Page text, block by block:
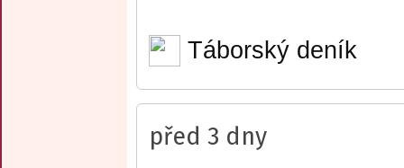
Táborský deník
před 3 dny